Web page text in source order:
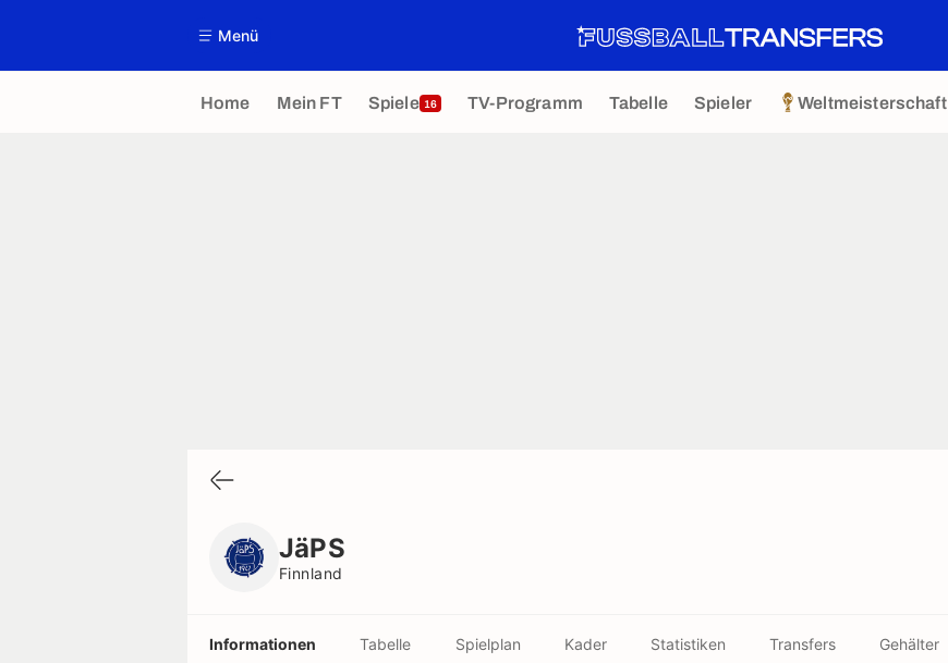
Menü
Home Mein FT Spiele 16 TV-Programm Tabelle Spieler Weltmeisterschaft
JäPS
Finnland
Informationen Tabelle Spielplan Kader Statistiken Transfers Gehälter